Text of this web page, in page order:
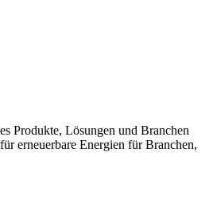
Produkte, Lösungen und Branchen
erneuerbare Energien für Branchen,